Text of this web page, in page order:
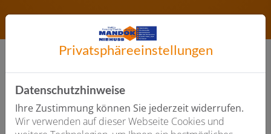
Gute Gründe für Elektro Heizung Sanitär
Mandok-Niehuss GmbH & Co.KG
Privatsphäre­einstellungen
Datenschutzhinweise
Ihre Zustimmung können Sie jederzeit widerrufen.
Wir verwenden auf dieser Webseite Cookies und